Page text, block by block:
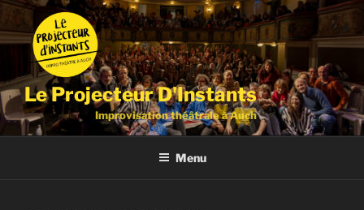
Aller
au
contenu
principal
Le Projecteur D'Instants
Improvisation théâtrale à Auch
Menu